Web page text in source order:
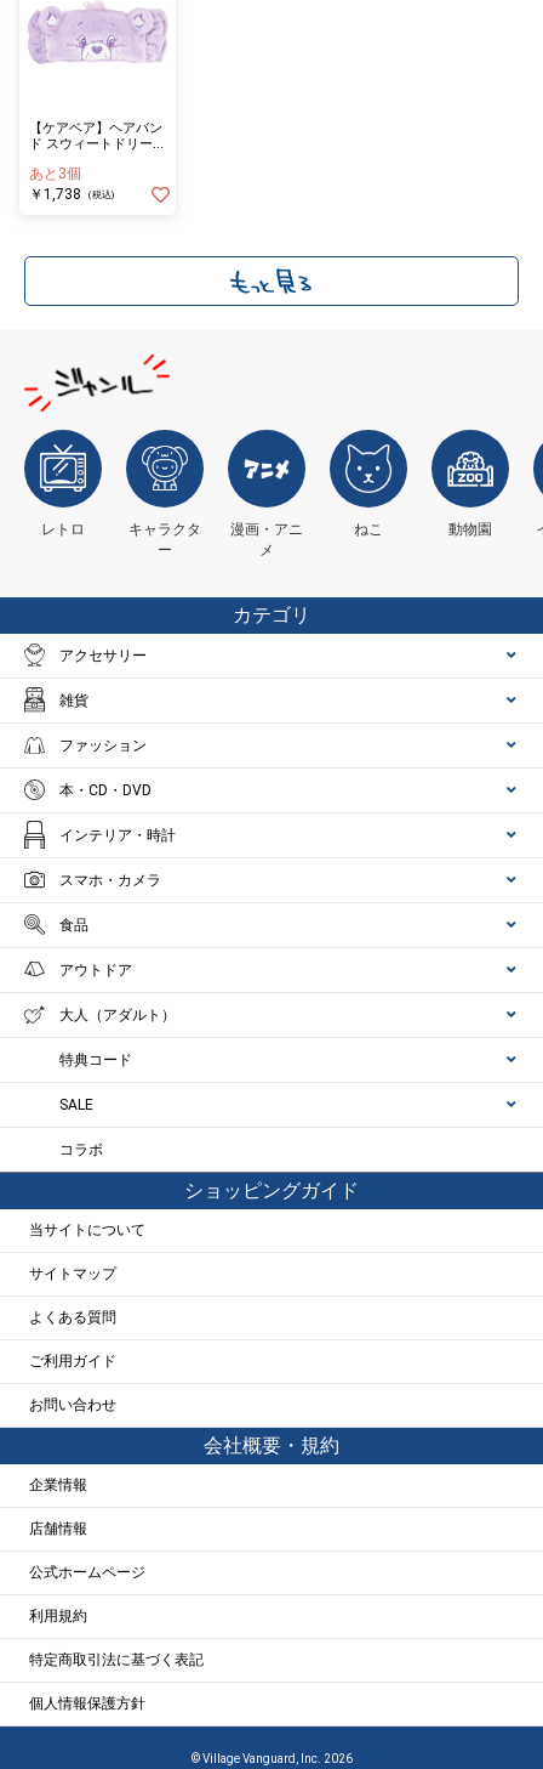
【ケアベア】ヘアバン
ド スウィートドリーム
あと3個
￥1,738
(税込)
レトロ
キャラクタ
ー
漫画・アニ
メ
ねこ 動物園
カテゴリ
アクセサリー
雑貨
ファッション
本・CD・DVD
インテリア・時計
スマホ・カメラ
食品
アウトドア
大人（アダルト）
特典コード
SALE
コラボ
ショッピングガイド
当サイトについて
サイトマップ
よくある質問
ご利用ガイド
お問い合わせ
会社概要・規約
企業情報
店舗情報
公式ホームページ
利用規約
特定商取引法に基づく表記
個人情報保護方針
© Village Vanguard, Inc. 2026